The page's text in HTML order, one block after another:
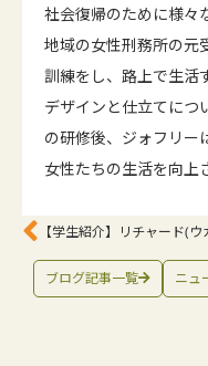
社会復帰のために様々
地域の女性刑務所の元
訓練をし、路上で生活
デザインと仕立てにつ
の研修後、ジォフリー
女性たちの生活を向上
【学生紹介】リチャード(ウ
ブログ記事一覧 ニュ